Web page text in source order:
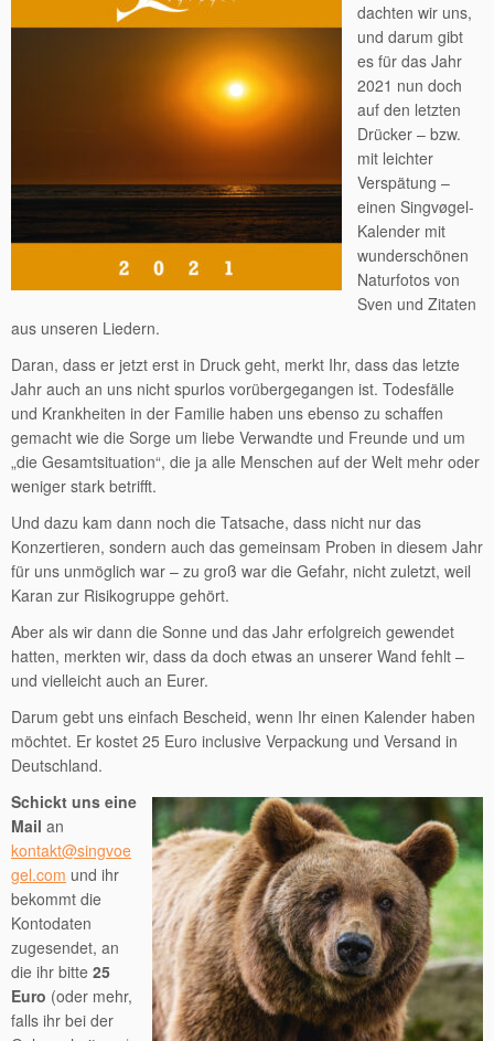
dachten wir uns,
und darum gibt
es für das Jahr
2021 nun doch
auf den letzten
Drücker – bzw.
mit leichter
Verspätung –
einen Singvøgel-
Kalender mit
wunderschönen
Naturfotos von
Sven und Zitaten
aus unseren Liedern.
Daran, dass er jetzt erst in Druck geht, merkt Ihr, dass das letzte
Jahr auch an uns nicht spurlos vorübergegangen ist. Todesfälle
und Krankheiten in der Familie haben uns ebenso zu schaffen
gemacht wie die Sorge um liebe Verwandte und Freunde und um
„die Gesamtsituation“, die ja alle Menschen auf der Welt mehr oder
weniger stark betrifft.
Und dazu kam dann noch die Tatsache, dass nicht nur das
Konzertieren, sondern auch das gemeinsam Proben in diesem Jahr
für uns unmöglich war – zu groß war die Gefahr, nicht zuletzt, weil
Karan zur Risikogruppe gehört.
Aber als wir dann die Sonne und das Jahr erfolgreich gewendet
hatten, merkten wir, dass da doch etwas an unserer Wand fehlt –
und vielleicht auch an Eurer.
Darum gebt uns einfach Bescheid, wenn Ihr einen Kalender haben
möchtet. Er kostet 25 Euro inclusive Verpackung und Versand in
Deutschland.
Schickt uns eine
Mail an
kontakt@singvoe
gel.com und ihr
bekommt die
Kontodaten
zugesendet, an
die ihr bitte 25
Euro (oder mehr,
falls ihr bei der